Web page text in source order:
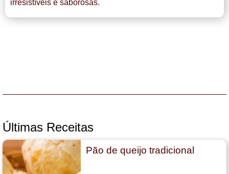
irresistíveis e saborosas.
Últimas Receitas
Pão de queijo tradicional